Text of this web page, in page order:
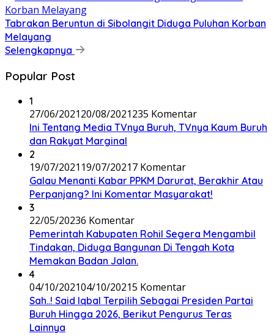
Tabrakan Beruntun di Sibolangit Diduga Puluhan Korban
Melayang
Selengkapnya
Popular Post
1
27/06/202120/08/2021235 Komentar
Ini Tentang Media TVnya Buruh, TVnya Kaum Buruh
dan Rakyat Marginal
2
19/07/2021 19/07/20217 Komentar
Galau Menanti Kabar PPKM Darurat, Berakhir Atau
Perpanjang? Ini Komentar Masyarakat!
3
22/05/20236 Komentar
Pemerintah Kabupaten Rohil Segera Mengambil
Tindakan, Diduga Bangunan Di Tengah Kota
Memakan Badan Jalan.
4
04/10/202104/10/20215 Komentar
Sah..! Said Iqbal Terpilih Sebagai Presiden Partai
Buruh Hingga 2026, Berikut Pengurus Teras
Lainnya